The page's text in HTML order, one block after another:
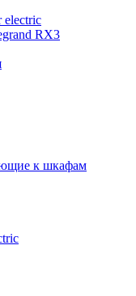
electric
RX3
к шкафам